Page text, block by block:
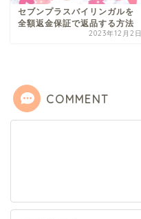
セブンプラスバイリンガルを
全額返金保証で返品する方法
2023年12月2日
COMMENT